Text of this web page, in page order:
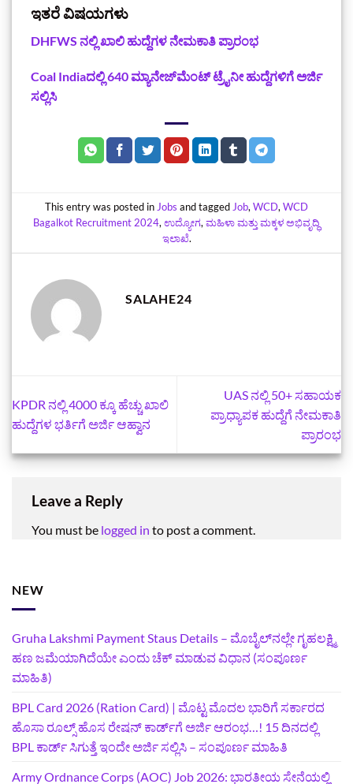
ಇತರೆ ವಿಷಯಗಳು
DHFWS ನಲ್ಲಿ ಖಾಲಿ ಹುದ್ದೆಗಳ ನೇಮಕಾತಿ ಪ್ರಾರಂಭ
Coal Indiaದಲ್ಲಿ 640 ಮ್ಯಾನೇಜ್‌ಮೆಂಟ್ ಟ್ರೈನೀ ಹುದ್ದೆಗಳಿಗೆ ಅರ್ಜಿ
ಸಲ್ಲಿಸಿ
This entry was posted in Jobs and tagged Job, WCD, WCD
Bagalkot Recruitment 2024, ಉದ್ಯೋಗ, ಮಹಿಳಾ ಮತ್ತು ಮಕ್ಕಳ ಅಭಿವೃದ್ಧಿ
ಇಲಾಖೆ.
SALAHE24
KPDR ನಲ್ಲಿ 4000 ಕ್ಕೂ ಹೆಚ್ಚು ಖಾಲಿ
ಹುದ್ದೆಗಳ ಭರ್ತಿಗೆ ಅರ್ಜಿ ಆಹ್ವಾನ
UAS ನಲ್ಲಿ 50+ ಸಹಾಯಕ
ಪ್ರಾಧ್ಯಾಪಕ ಹುದ್ದೆಗೆ ನೇಮಕಾತಿ
ಪ್ರಾರಂಭ
Leave a Reply
You must be logged in to post a comment.
NEW
Gruha Lakshmi Payment Staus Details – ಮೊಬೈಲ್‌ನಲ್ಲೇ ಗೃಹಲಕ್ಷ್ಮಿ
ಹಣ ಜಮೆಯಾಗಿದೆಯೇ ಎಂದು ಚೆಕ್ ಮಾಡುವ ವಿಧಾನ (ಸಂಪೂರ್ಣ
ಮಾಹಿತಿ)
BPL Card 2026 (Ration Card) | ಮೊಟ್ಟ ಮೊದಲ ಭಾರಿಗೆ ಸರ್ಕಾರದ
ಹೊಸಾ ರೂಲ್ಸ್ ಹೊಸ ರೇಷನ್ ಕಾರ್ಡ್‌ಗೆ ಅರ್ಜಿ ಆರಂಭ…! 15 ದಿನದಲ್ಲಿ
BPL ಕಾರ್ಡ್ ಸಿಗುತ್ತೆ ಇಂದೇ ಅರ್ಜಿ ಸಲ್ಲಿಸಿ – ಸಂಪೂರ್ಣ ಮಾಹಿತಿ
Army Ordnance Corps (AOC) Job 2026: ಭಾರತೀಯ ಸೇನೆಯಲ್ಲಿ